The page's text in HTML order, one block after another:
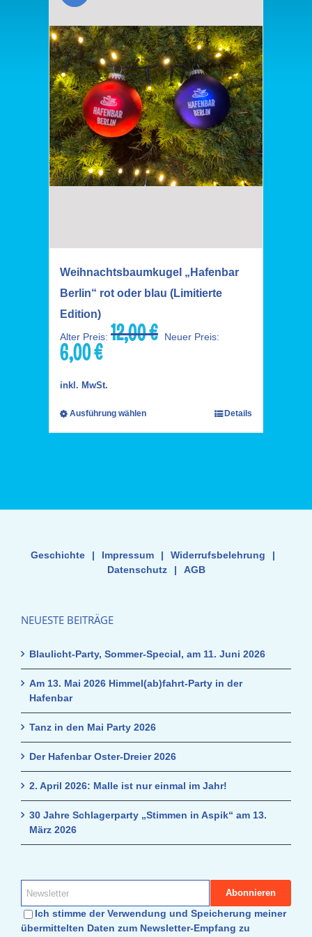
Weihnachtsbaumkugel „Hafenbar
Berlin“ rot oder blau (Limitierte
Edition)
Alter Preis: 12,00€
Ursprünglicher
Neuer Preis:
6,00€Aktueller
ist:
inkl. MwSt.
Ausführung wählen Details
Geschichte | Impressum | Widerrufsbelehrung
|
Datenschutz
| AGB
NEUESTE BEITRÄGE
Blaulicht-Party, Sommer-Special, am 11. Juni 2026
Am 13. Mai 2026 Himmel(ab)fahrt-Party in der
Hafenbar
Tanz in den Mai Party 2026
Der Hafenbar Oster-Dreier 2026
2. April 2026: Malle ist nur einmal im Jahr!
30 Jahre Schlagerparty „Stimmen in Aspik“ am 13.
März 2026
Ich stimme der Verwendung und Speicherung meiner
übermittelten Daten zum Newsletter-Empfang zu